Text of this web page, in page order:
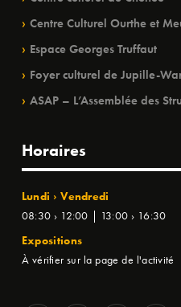
Centre Culturel Ourthe et
Espace Georges Truffaut
Foyer culturel de Jupille-
ASAP – L’Assemblée des
Horaires
Lundi › Vendredi
08:30 › 12:00 | 13:00 › 16:30
Expositions
À vérifier sur la page de l'activité